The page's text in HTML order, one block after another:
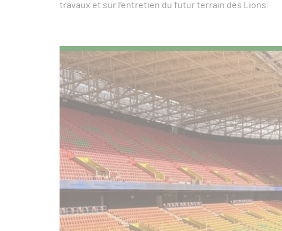
travaux et sur l’entretien du futur terrain des Lions.